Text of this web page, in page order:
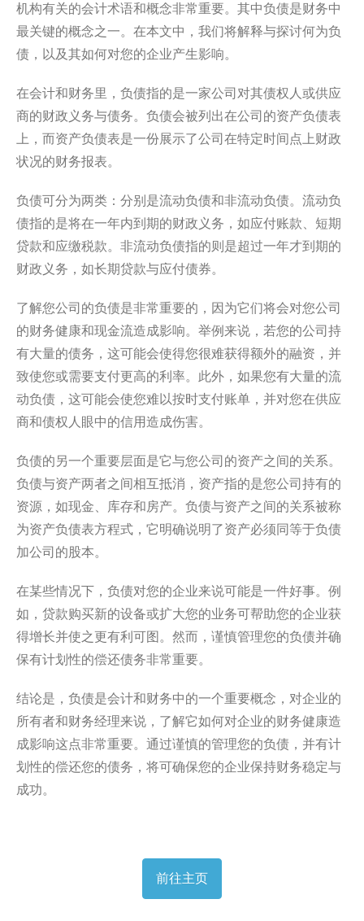
机构有关的会计术语和概念非常重要。其中负债是财务中
最关键的概念之一。在本文中，我们将解释与探讨何为负
债，以及其如何对您的企业产生影响。
在会计和财务里，负债指的是一家公司对其债权人或供应
商的财政义务与债务。负债会被列出在公司的资产负债表
上，而资产负债表是一份展示了公司在特定时间点上财政
状况的财务报表。
负债可分为两类：分别是流动负债和非流动负债。流动负
债指的是将在一年内到期的财政义务，如应付账款、短期
贷款和应缴税款。非流动负债指的则是超过一年才到期的
财政义务，如长期贷款与应付债券。
了解您公司的负债是非常重要的，因为它们将会对您公司
的财务健康和现金流造成影响。举例来说，若您的公司持
有大量的债务，这可能会使得您很难获得额外的融资，并
致使您或需要支付更高的利率。此外，如果您有大量的流
动负债，这可能会使您难以按时支付账单，并对您在供应
商和债权人眼中的信用造成伤害。
负债的另一个重要层面是它与您公司的资产之间的关系。
负债与资产两者之间相互抵消，资产指的是您公司持有的
资源，如现金、库存和房产。负债与资产之间的关系被称
为资产负债表方程式，它明确说明了资产必须同等于负债
加公司的股本。
在某些情况下，负债对您的企业来说可能是一件好事。例
如，贷款购买新的设备或扩大您的业务可帮助您的企业获
得增长并使之更有利可图。然而，谨慎管理您的负债并确
保有计划性的偿还债务非常重要。
结论是，负债是会计和财务中的一个重要概念，对企业的
所有者和财务经理来说，了解它如何对企业的财务健康造
成影响这点非常重要。通过谨慎的管理您的负债，并有计
划性的偿还您的债务，将可确保您的企业保持财务稳定与
成功。
前往主页